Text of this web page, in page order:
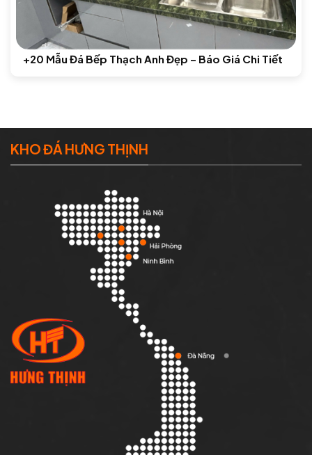
+20 Mẫu Đá Bếp Thạch Anh Đẹp – Báo Giá Chi Tiết
KHO ĐÁ HƯNG THỊNH